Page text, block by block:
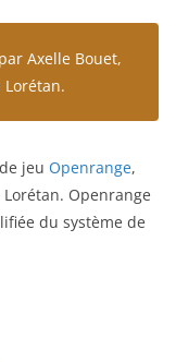
Axelle Bouet,
Lorétan.
jeu Openrange,
Lorétan. Openrange
du système de